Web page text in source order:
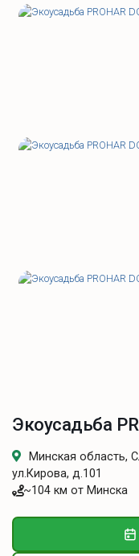
Экоусадьба
Минская область,
ул.Кирова, д.101
~104 км от Минска